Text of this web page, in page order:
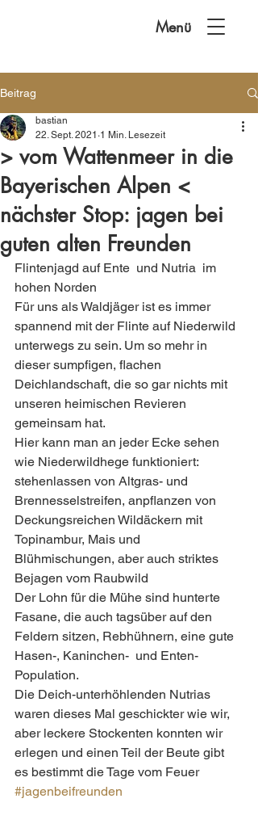
Menü
Beitrag
> vom Wattenmeer in die
Bayerischen Alpen <
nächster Stop: jagen bei
guten alten Freunden
bastian
22. Sept. 2021 1 Min. Lesezeit
Flintenjagd auf Ente  und Nutria  im
hohen Norden
Für uns als Waldjäger ist es immer
spannend mit der Flinte auf Niederwild
unterwegs zu sein. Um so mehr in
dieser sumpfigen, flachen
Deichlandschaft, die so gar nichts mit
unseren heimischen Revieren
gemeinsam hat.
Hier kann man an jeder Ecke sehen
wie Niederwildhege funktioniert:
stehenlassen von Altgras- und
Brennesselstreifen, anpflanzen von
Deckungsreichen Wildäckern mit
Topinambur, Mais und
Blühmischungen, aber auch striktes
Bejagen vom Raubwild
Der Lohn für die Mühe sind hunterte
Fasane, die auch tagsüber auf den
Feldern sitzen, Rebhühnern, eine gute
Hasen-, Kaninchen-  und Enten-
Population.
Die Deich-unterhöhlenden Nutrias
waren dieses Mal geschickter wie wir,
aber leckere Stockenten konnten wir
erlegen und einen Teil der Beute gibt
es bestimmt die Tage vom Feuer
#jagenbeifreunden